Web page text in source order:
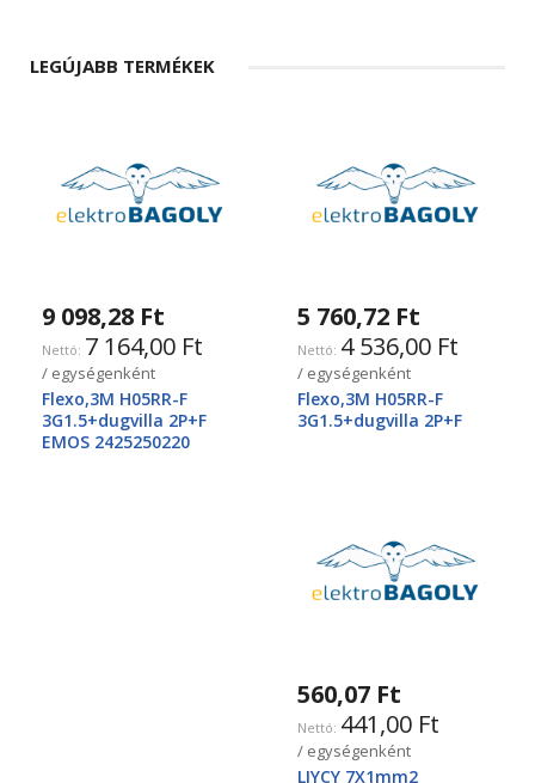
LEGÚJABB TERMÉKEK
9 098,28 Ft
7 164,00 Ft
/ egységenként
Flexo,3M H05RR-F
3G1.5+dugvilla 2P+F
EMOS 2425250220
5 760,72 Ft
4 536,00 Ft
/ egységenként
Flexo,3M H05RR-F
3G1.5+dugvilla 2P+F
560,07 Ft
441,00 Ft
/ egységenként
LIYCY 7X1mm2